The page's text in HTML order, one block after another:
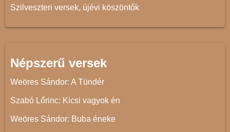
Szilveszteri versek, újévi köszöntők
Népszerű versek
Weöres Sándor: A Tündér
Szabó Lőrinc: Kicsi vagyok én
Weöres Sándor: Buba éneke